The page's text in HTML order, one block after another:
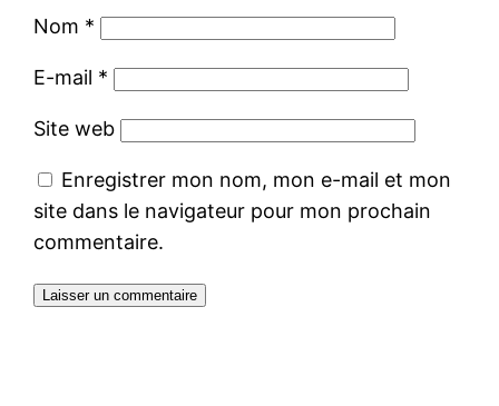
Nom *
E-mail *
Site web
Enregistrer mon nom, mon e-mail et mon
site dans le navigateur pour mon prochain
commentaire.